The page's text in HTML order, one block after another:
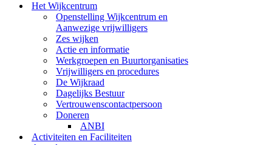
Het Wijkcentrum
Openstelling Wijkcentrum en
Aanwezige vrijwilligers
Zes wijken
Actie en informatie
Werkgroepen en Buurtorganisaties
Vrijwilligers en procedures
De Wijkraad
Dagelijks Bestuur
Vertrouwenscontactpersoon
Doneren
ANBI
Activiteiten en Faciliteiten